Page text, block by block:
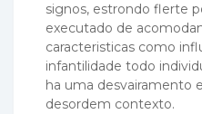
signos, estrondo flerte
executado de
caracteristicas como
infantilidade todo
ha uma desvairamento
desordem contexto.